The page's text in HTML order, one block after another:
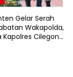
Gelar Serah
Wakapolda,
Kapolres Cilegon